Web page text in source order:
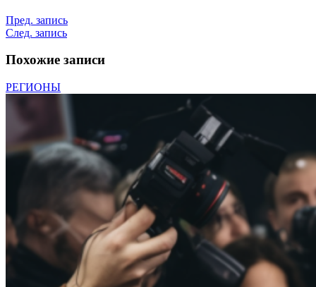
Пред. запись
След. запись
Похожие записи
РЕГИОНЫ